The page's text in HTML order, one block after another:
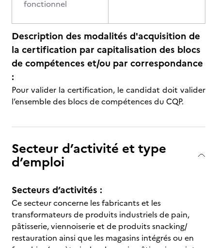
fonctionnel
Description des modalités d'acquisition de
la certification par capitalisation des blocs
de compétences et/ou par correspondance
:
Pour valider la certification, le candidat doit valider
l’ensemble des blocs de compétences du CQP.
Secteur d’activité et type
d’emploi
Secteurs d’activités :
Ce secteur concerne les fabricants et les
transformateurs de produits industriels de pain,
pâtisserie, viennoiserie et de produits snacking/
restauration ainsi que les magasins intégrés ou en